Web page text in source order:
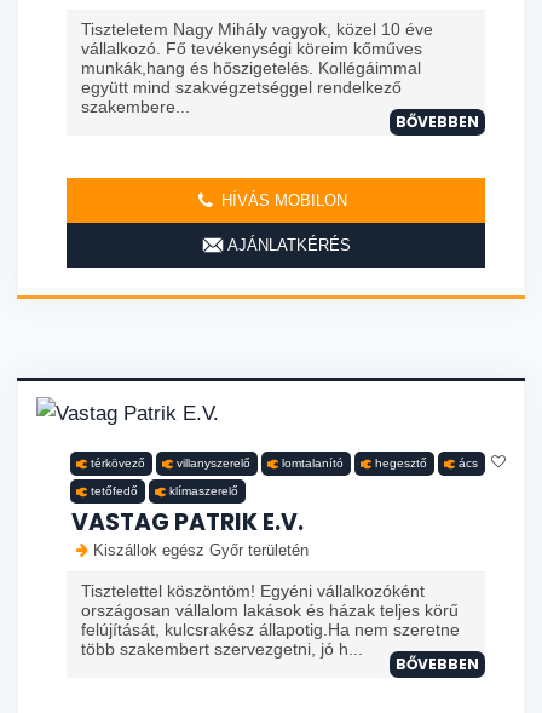
Tiszteletem Nagy Mihály vagyok, közel 10 éve
vállalkozó. Fő tevékenységi köreim kőműves
munkák,hang és hőszigetelés. Kollégáimmal
együtt mind szakvégzetséggel rendelkező
szakembere...
BŐVEBBEN
HÍVÁS MOBILON
AJÁNLATKÉRÉS
térkövező villanyszerelő lomtalanító hegesztő ács
tetőfedő klímaszerelő
VASTAG PATRIK E.V.
Kiszállok egész Győr területén
Tisztelettel köszöntöm! Egyéni vállalkozóként
országosan vállalom lakások és házak teljes körű
felújítását, kulcsrakész állapotig.Ha nem szeretne
több szakembert szervezgetni, jó h...
BŐVEBBEN